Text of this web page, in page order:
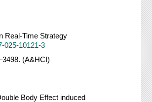
Real-Time Strategy
025-10121-3
(A&HCI)
Body Effect induced